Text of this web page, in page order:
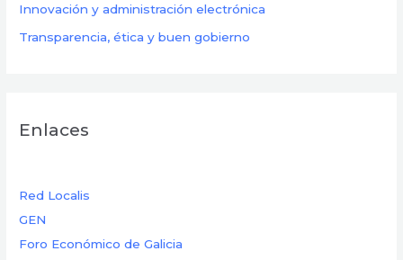
Innovación y administración electrónica
Transparencia, ética y buen gobierno
Enlaces
Red Localis
GEN
Foro Económico de Galicia